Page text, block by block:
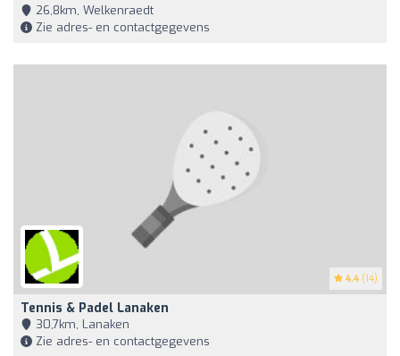
26,8km, Welkenraedt
Zie adres- en contactgegevens
4.4 (14)
Tennis & Padel Lanaken
30,7km, Lanaken
Zie adres- en contactgegevens